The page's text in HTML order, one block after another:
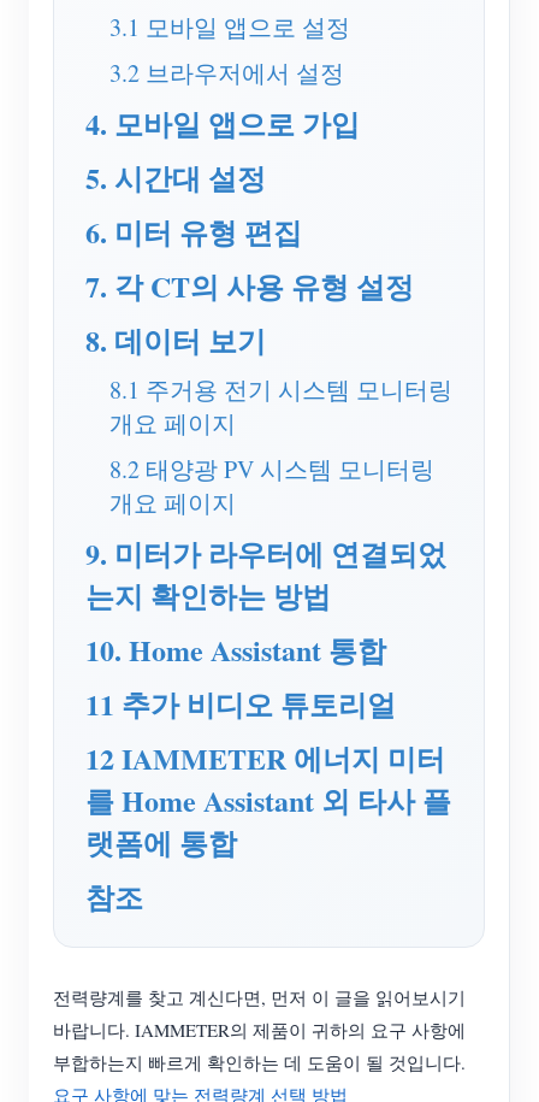
애플리케이션
태양광 PV 시스템 에너지 모니터
전기 사용량 모니터
PV 히터 제어 시스템
스토어
리소스
제품 빠른 시작
문서
뉴스
블로그
커뮤니티
기여자 프로그램
기여자 센터
App Store
사이트 탐색
PV 랭킹
솔루션
문의
회사 소개
3.1 모바일 앱으로 설정
3.2 브라우저에서 설정
4. 모바일 앱으로 가입
5. 시간대 설정
6. 미터 유형 편집
7. 각 CT의 사용 유형 설정
8. 데이터 보기
8.1 주거용 전기 시스템 모니터링
개요 페이지
8.2 태양광 PV 시스템 모니터링
개요 페이지
9. 미터가 라우터에 연결되었
는지 확인하는 방법
10. Home Assistant 통합
11 추가 비디오 튜토리얼
12 IAMMETER 에너지 미터
를 Home Assistant 외 타사 플
랫폼에 통합
참조
전력량계를 찾고 계신다면, 먼저 이 글을 읽어보시기
바랍니다. IAMMETER의 제품이 귀하의 요구 사항에
부합하는지 빠르게 확인하는 데 도움이 될 것입니다.
요구 사항에 맞는 전력량계 선택 방법